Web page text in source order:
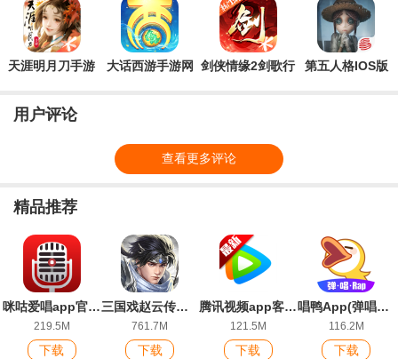
天涯明月刀手游
大话西游手游网
剑侠情缘2剑歌行
第五人格IOS版
用户评论
查看更多评论
精品推荐
咪咕爱唱app官方版
219.5M
下载
三国戏赵云传游戏最新版
761.7M
下载
腾讯视频app客户端
121.5M
下载
唱鸭App(弹唱神器)安卓版
116.2M
下载